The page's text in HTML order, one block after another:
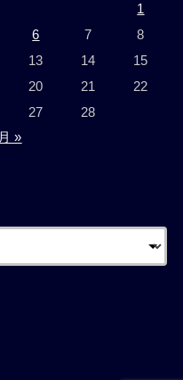
1
6 7
8
13 14
15
20 21
22
27
28
»